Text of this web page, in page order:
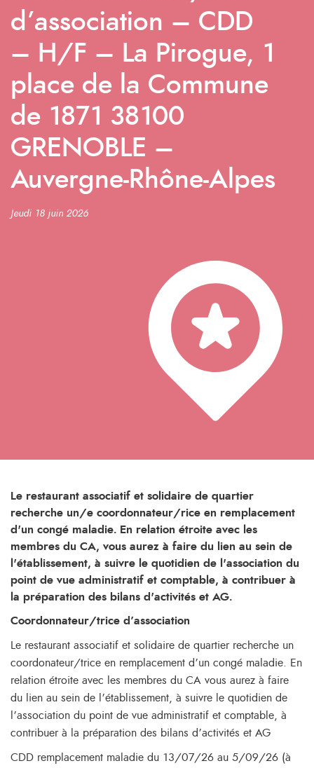
d’association – CDD
– H/F – La Pirogue, 1
place de la Commune
de 1871 38100
GRENOBLE –
Auvergne-Rhône-Alpes
Jeudi 18 juin 2026
Le restaurant associatif et solidaire de quartier
recherche un/e coordonnateur/rice en remplacement
d'un congé maladie. En relation étroite avec les
membres du CA, vous aurez à faire du lien au sein de
l'établissement, à suivre le quotidien de l'association du
point de vue administratif et comptable, à contribuer à
la préparation des bilans d'activités et AG.
Coordonnateur/trice d’association
Le restaurant associatif et solidaire de quartier recherche un
coordonateur/trice en remplacement d’un congé maladie. En
relation étroite avec les membres du CA vous aurez à faire
du lien au sein de l’établissement, à suivre le quotidien de
l’association du point de vue administratif et comptable, à
contribuer à la préparation des bilans d’activités et AG
CDD remplacement maladie du 13/07/26 au 5/09/26 (à